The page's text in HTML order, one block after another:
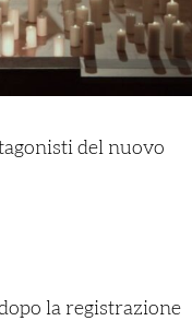
del nuovo
la registrazione